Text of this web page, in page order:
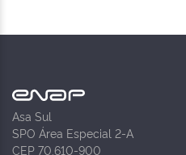
Asa Sul
SPO Área Especial 2-A
CEP 70.610-900